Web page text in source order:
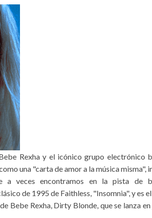
Rexha y el icónico grupo electrónico
una "carta de amor a la música misma",
a veces encontramos en la pista de
de 1995 de Faithless, "Insomnia", y es
Bebe Rexha, Dirty Blonde, que se lanza